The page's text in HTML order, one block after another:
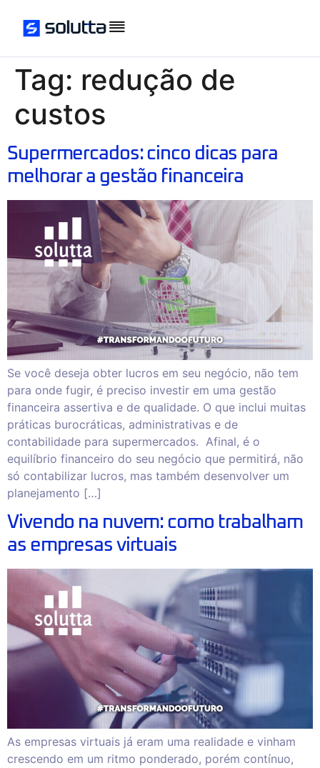
Tag: redução de
custos
Supermercados: cinco dicas para
melhorar a gestão financeira
Se você deseja obter lucros em seu negócio, não tem
para onde fugir, é preciso investir em uma gestão
financeira assertiva e de qualidade. O que inclui muitas
práticas burocráticas, administrativas e de
contabilidade para supermercados. Afinal, é o
equilíbrio financeiro do seu negócio que permitirá, não
só contabilizar lucros, mas também desenvolver um
planejamento […]
Vivendo na nuvem: como trabalham
as empresas virtuais
As empresas virtuais já eram uma realidade e vinham
crescendo em um ritmo ponderado, porém contínuo,